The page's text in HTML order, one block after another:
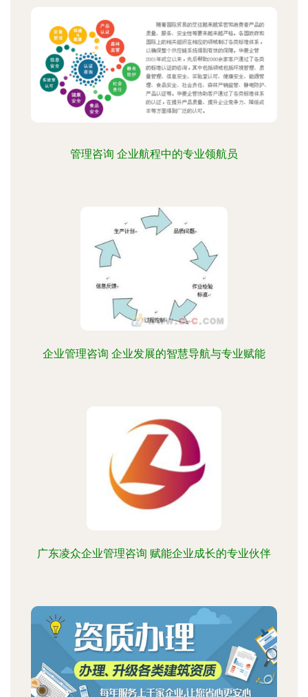
管理咨询 企业航程中的专业领航员
企业管理咨询 企业发展的智慧导航与专业赋能
广东凌众企业管理咨询 赋能企业成长的专业伙伴